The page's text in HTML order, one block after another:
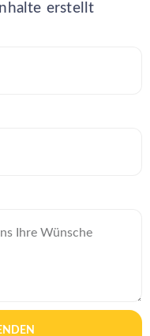
erstellt